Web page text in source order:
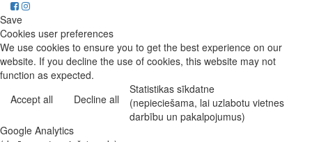
Save
Cookies user preferences
We use cookies to ensure you to get the best experience on our
website. If you decline the use of cookies, this website may not
function as expected.
Accept all
Decline all
Statistikas sīkdatne
(nepieciešama, lai uzlabotu vietnes
darbību un pakalpojumus)
Google Analytics